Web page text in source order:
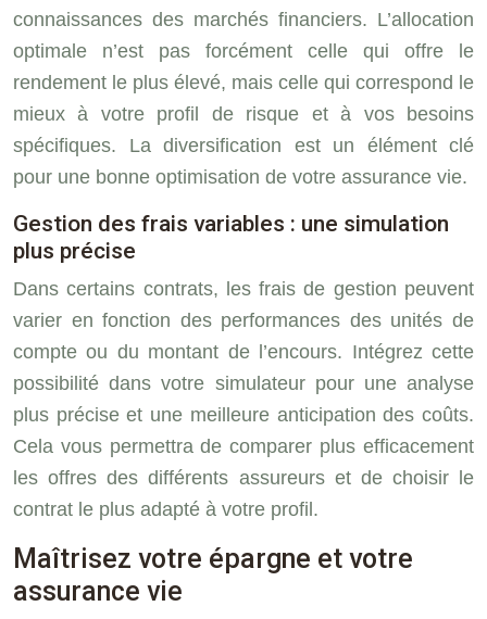
connaissances des marchés financiers. L’allocation
optimale n’est pas forcément celle qui offre le
rendement le plus élevé, mais celle qui correspond le
mieux à votre profil de risque et à vos besoins
spécifiques. La diversification est un élément clé
pour une bonne optimisation de votre assurance vie.
Gestion des frais variables : une simulation
plus précise
Dans certains contrats, les frais de gestion peuvent
varier en fonction des performances des unités de
compte ou du montant de l’encours. Intégrez cette
possibilité dans votre simulateur pour une analyse
plus précise et une meilleure anticipation des coûts.
Cela vous permettra de comparer plus efficacement
les offres des différents assureurs et de choisir le
contrat le plus adapté à votre profil.
Maîtrisez votre épargne et votre
assurance vie